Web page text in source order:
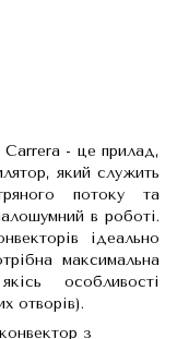
Carrera - це прилад,
який служить
потоку та
в роботі.
ідеально
максимальна
особливості
отворів).
з